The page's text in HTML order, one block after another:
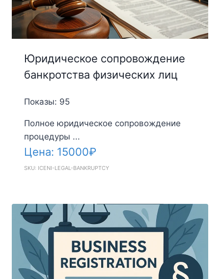
Юридическое сопровождение
банкротства физических лиц
Показы: 95
Полное юридическое сопровождение
процедуры ...
Цена: 15000₽
SKU: ICENI-LEGAL-BANKRUPTCY